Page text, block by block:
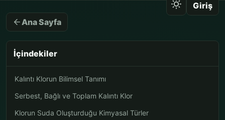
Giriş
Ana Sayfa
İçindekiler
Kalıntı Klorun Bilimsel Tanımı
Serbest, Bağlı ve Toplam Kalıntı Klor
Klorun Suda Oluşturduğu Kimyasal Türler